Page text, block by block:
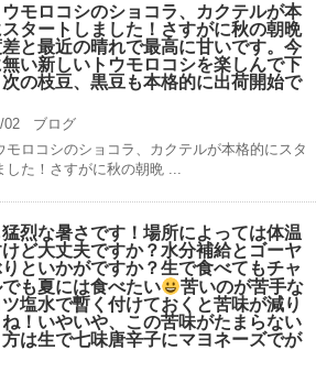
モロコシのショコラ、カクテルが本
タートしました！さすがに秋の朝晩
と最近の晴れで最高に甘いです。今
無い新しいトウモロコシを楽しんで下
次の枝豆、黒豆も本格的に出荷開始で
02
ブログ
モロコシのショコラ、カクテルが本格的にスタ
した！さすがに秋の朝晩 ...
烈な暑さです！場所によっては体温
ど大丈夫ですか？水分補給とゴーヤ
といかがですか？生で食べてもチャ
も夏には食べたい
苦いのが苦手な
塩水で暫く付けておくと苦味が減り
ね！いやいや、この苦味がたまらない
方は生で七味唐辛子にマヨネーズでが